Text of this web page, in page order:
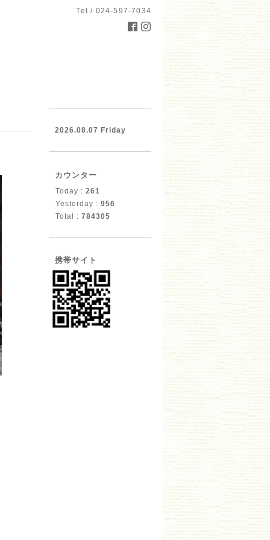
Tel / 024-597-7034
2026.08.07 Friday
カウンター
Today : 261
Yesterday : 956
Total : 784305
携帯サイト